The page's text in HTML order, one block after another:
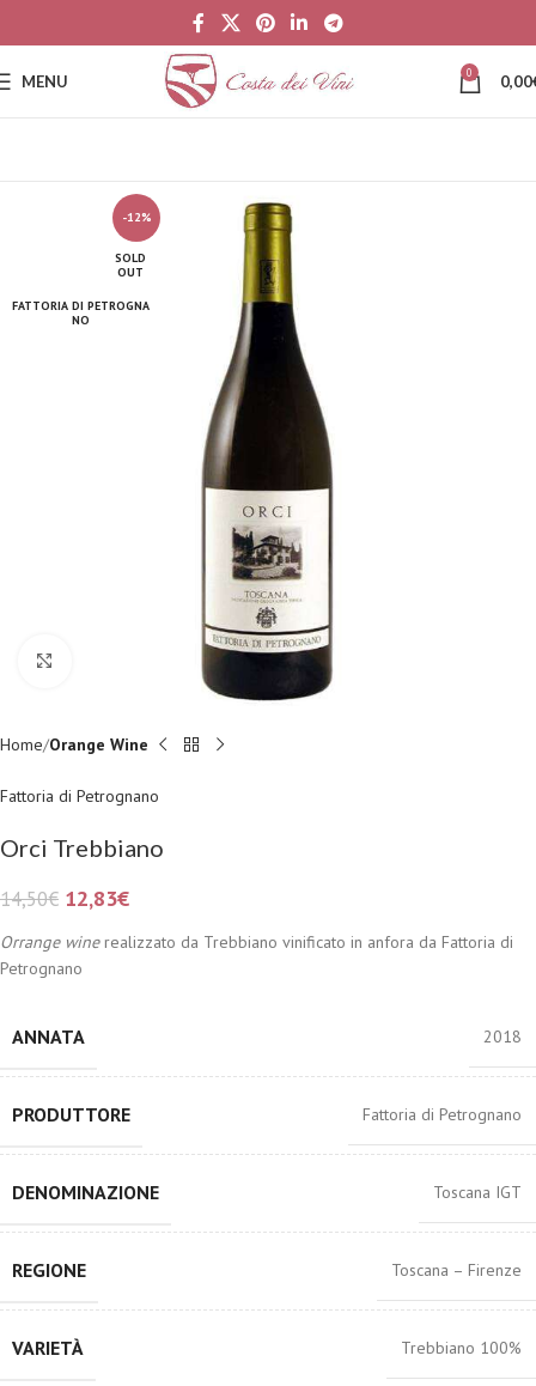
MENU 0 0,00
-12%
SOLD
OUT
FATTORIA DI PETROGNA
NO
Home Orange Wine
Fattoria di Petrognano
Orci Trebbiano
14,50€ 12,83€
Orrange winerealizzato da Trebbiano vinificato in anfora da Fattoria di
Petrognano
ANNATA 2018
PRODUTTORE Fattoria di Petrognano
DENOMINAZIONE Toscana IGT
REGIONE Toscana – Firenze
VARIETÀ Trebbiano 100%